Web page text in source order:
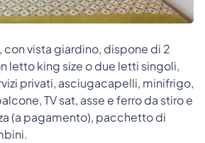
vista giardino, dispone di 2
letto king size o due letti singoli,
privati, asciugacapelli, minifrigo,
TV sat, asse e ferro da stiro e
(a pagamento), pacchetto di